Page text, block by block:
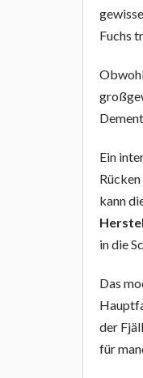
Fuchs
Ein
kann
in die
Das
der
für